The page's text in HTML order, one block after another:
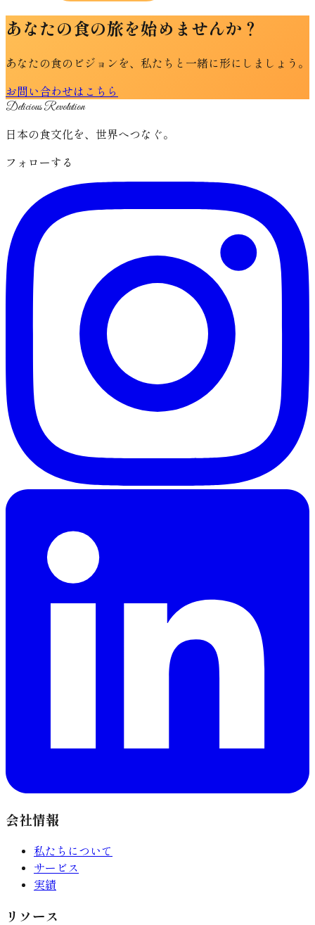
あなたの食の旅を始めませんか？
あなたの食のビジョンを、私たちと一緒に形にしましょう。
お問い合わせはこちら
Delicious Revolution
日本の食文化を、世界へつなぐ。
フォローする
会社情報
私たちについて
サービス
実績
リソース